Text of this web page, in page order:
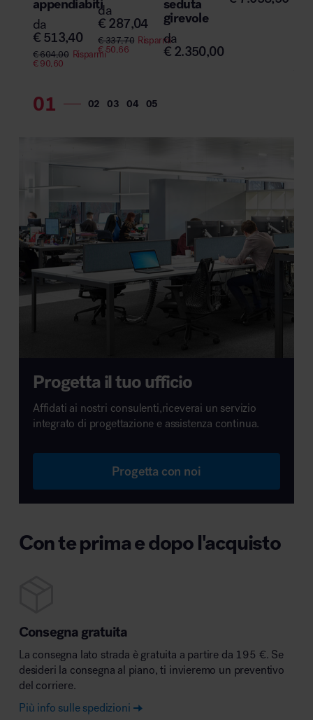
appendiabiti
da
€ 513,40
€604,00 Risparmi
€90,60
da
€ 287,04
€337,70 Risparmi
€50,66
seduta
girevole
da
€ 2.350,00
Progetta il tuo ufficio
Affidati ai nostri consulenti,riceverai un servizio
integrato di progettazione e assistenza continua.
Progetta con noi
Con te prima e dopo l'acquisto
Consegna gratuita
La consegna lato strada è gratuita a partire da 195 €. Se
desideri la consegna al piano, ti invieremo un preventivo
del corriere.
Più info sulle spedizioni